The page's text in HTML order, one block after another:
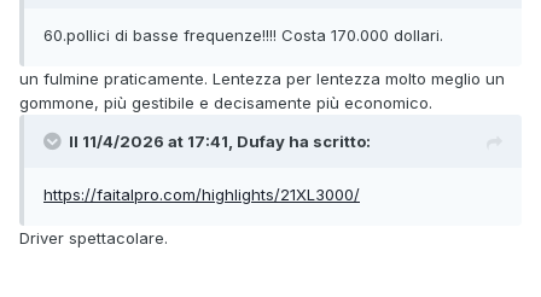
60.pollici di basse frequenze!!!! Costa 170.000 dollari.
un fulmine praticamente. Lentezza per lentezza molto meglio un
gommone, più gestibile e decisamente più economico.
Il 11/4/2026 at 17:41, Dufay ha scritto:
https://faitalpro.com/highlights/21XL3000/
Driver spettacolare.